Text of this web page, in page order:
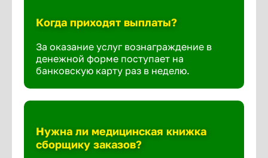
Когда приходят выплаты?
За оказание услуг вознаграждение в
денежной форме поступает на
банковскую карту раз в неделю.
Нужна ли медицинская книжка
сборщику заказов?